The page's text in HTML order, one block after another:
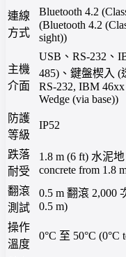
連線
方式
Bluetooth 4.2
(Bluetooth 4.2
sight))
主機
介面
USB、RS-232、
485)、鍵盤楔入 (
RS-232, IBM
Wedge (via base))
防護
等級
IP52
跌落
耐受
1.8 m (6 ft) 水泥
concrete from 1.8
翻滾
測試
0.5 m 翻滾 2,000
0.5 m)
操作
溫度
0°C 至 50°C (0°C